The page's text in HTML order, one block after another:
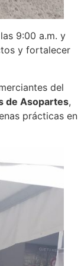
9:00 a.m. y
y fortalecer
del
de Asopartes,
prácticas en